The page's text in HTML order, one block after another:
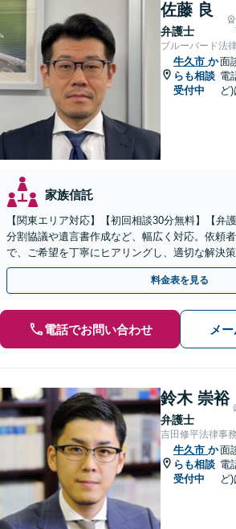
佐藤 良
弁護士
ブルーバード法
牛久市 か
らも相談
受付中
面
電
ど
家族信託
【関東エリア対応】【初回相談30分無料】【弁
分割協議や遺言書作成など、幅広く対応。依頼
で、ご希望を丁寧にヒアリングし、適切な解決
す。まずは無料相談でお悩みをお聞かせくださ
料金表を見る
電話でお問い合わせ メ
鈴木 崇裕
弁護士
吉田修平法律事
牛久市 か
らも相談
受付中
面
電
ど